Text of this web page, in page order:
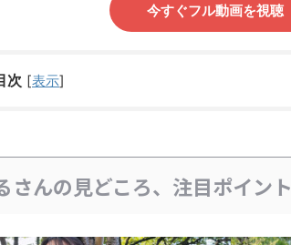
今すぐフル動画を視聴
次 [表示]
さんの見どころ、注目ポイント